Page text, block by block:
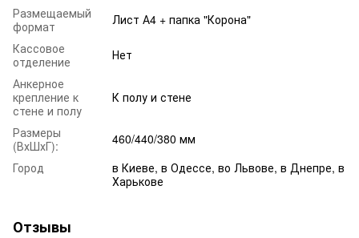
Размещаемый
формат
Лист А4 + папка "Корона"
Кассовое
отделение
Нет
Анкерное
крепление к
стене и полу
К полу и стене
Размеры
(ВхШхГ):
460/440/380 мм
Город
в Киеве, в Одессе, во Львове, в Днепре, в
Харькове
Отзывы